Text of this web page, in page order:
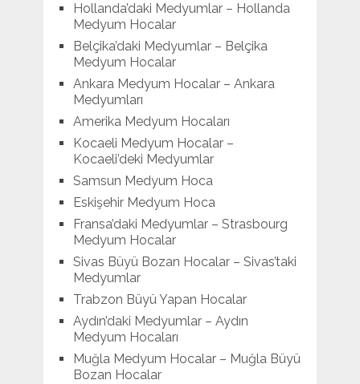
Hollanda’daki Medyumlar – Hollanda
Medyum Hocalar
Belçika’daki Medyumlar – Belçika
Medyum Hocalar
Ankara Medyum Hocalar – Ankara
Medyumları
Amerika Medyum Hocaları
Kocaeli Medyum Hocalar –
Kocaeli’deki Medyumlar
Samsun Medyum Hoca
Eskişehir Medyum Hoca
Fransa’daki Medyumlar – Strasbourg
Medyum Hocalar
Sivas Büyü Bozan Hocalar – Sivas’taki
Medyumlar
Trabzon Büyü Yapan Hocalar
Aydın’daki Medyumlar – Aydın
Medyum Hocaları
Muğla Medyum Hocalar – Muğla Büyü
Bozan Hocalar